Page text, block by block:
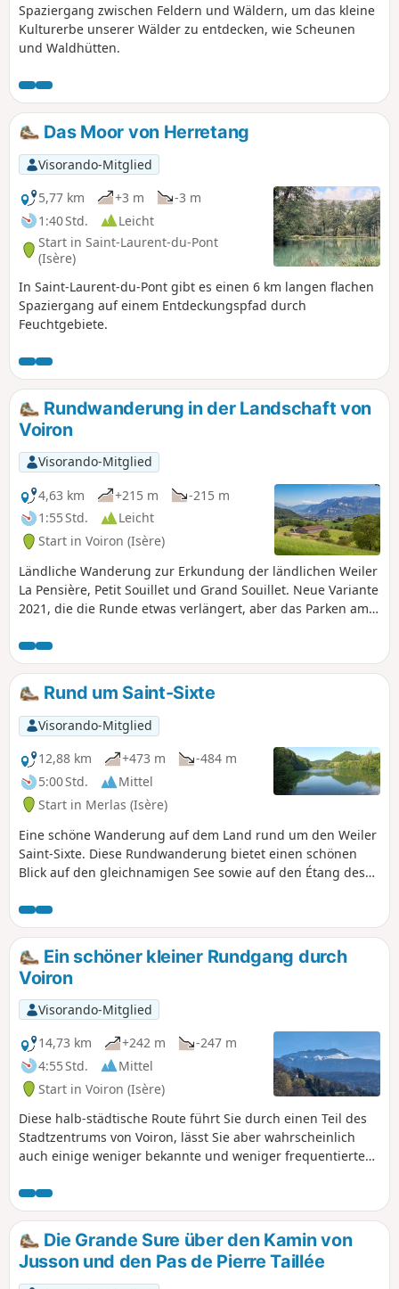
Spaziergang zwischen Feldern und Wäldern, um das kleine
Kulturerbe unserer Wälder zu entdecken, wie Scheunen
und Waldhütten.
Das Moor von Herretang
Visorando-Mitglied
5,77 km
+3 m
-3 m
1:40 Std.
Leicht
Start in Saint-Laurent-du-Pont
(Isère)
In Saint-Laurent-du-Pont gibt es einen 6 km langen flachen
Spaziergang auf einem Entdeckungspfad durch
Feuchtgebiete.
Rundwanderung in der Landschaft von
Voiron
Visorando-Mitglied
4,63 km
+215 m
-215 m
1:55 Std.
Leicht
Start in Voiron (Isère)
Ländliche Wanderung zur Erkundung der ländlichen Weiler
La Pensière, Petit Souillet und Grand Souillet. Neue Variante
2021, die die Runde etwas verlängert, aber das Parken am
Rund um Saint-Sixte
Visorando-Mitglied
12,88 km
+473 m
-484 m
5:00 Std.
Mittel
Start in Merlas (Isère)
Eine schöne Wanderung auf dem Land rund um den Weiler
Saint-Sixte. Diese Rundwanderung bietet einen schönen
Blick auf den gleichnamigen See sowie auf den Étang des
Ein schöner kleiner Rundgang durch
Voiron
Visorando-Mitglied
14,73 km
+242 m
-247 m
4:55 Std.
Mittel
Start in Voiron (Isère)
Diese halb-städtische Route führt Sie durch einen Teil des
Stadtzentrums von Voiron, lässt Sie aber wahrscheinlich
auch einige weniger bekannte und weniger frequentierte
bietet sich zudem ein schöner Blick auf die Chartreuse, den
Vercors und das Tal von Grenoble.
Die Grande Sure über den Kamin von
Jusson und den Pas de Pierre Taillée